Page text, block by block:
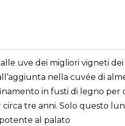
uve dei migliori vigneti
nella cuvée di
in fusti di legno
tre anni. Solo questo
al palato